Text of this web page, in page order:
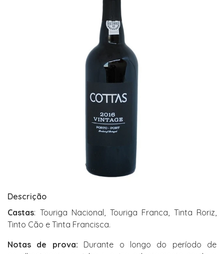
Descrição
Castas: Touriga Nacional, Touriga Franca, Tinta Roriz,
Tinto Cão e Tinta Francisca.
Notas de prova: Durante o longo do período de